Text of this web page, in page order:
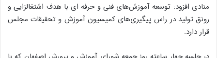
منادی افزود: توسعه آموزش‌های فنی و حرفه ای با هدف اشتغالزایی و
رونق تولید در راس پیگیری‌های کمیسیون آموزش و تحقیقات مجلس
قرار دارد.